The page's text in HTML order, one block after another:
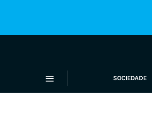
SOCIEDADE